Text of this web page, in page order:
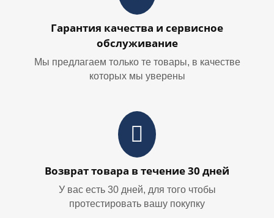
Гарантия качества и сервисное
обслуживание
Мы предлагаем только те товары, в качестве
которых мы уверены
Возврат товара в течение 30 дней
У вас есть 30 дней, для того чтобы
протестировать вашу покупку